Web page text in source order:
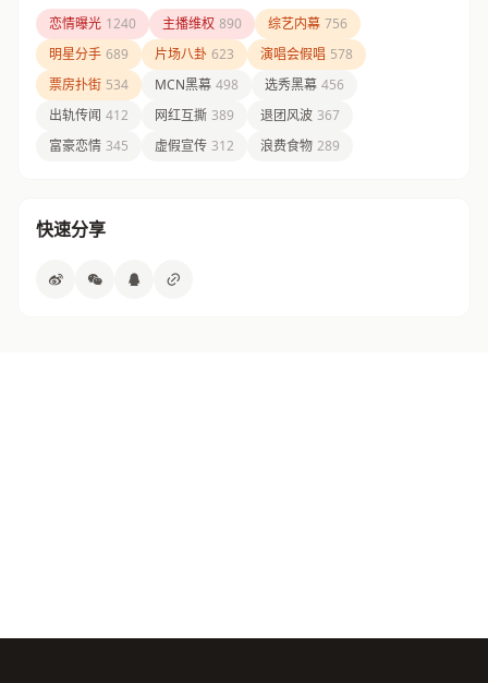
恋情曝光 1240 主播维权 890 综艺内幕 756
明星分手 689 片场八卦 623 演唱会假唱 578
票房扑街 534 MCN黑幕 498 选秀黑幕 456
出轨传闻 412 网红互撕 389 退团风波 367
富豪恋情 345 虚假宣传 312 浪费食物 289
快速分享